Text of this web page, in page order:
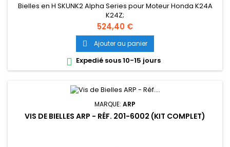
Bielles en H SKUNK2 Alpha Series pour Moteur Honda K24A
K24Z;
Prix
524,40 €
 Ajouter au panier
 Expedié sous 10-15 jours
MARQUE: ARP
VIS DE BIELLES ARP - RÉF. 201-6002 (KIT COMPLET)